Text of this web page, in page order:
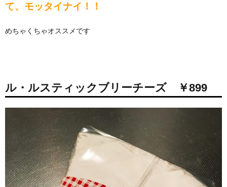
て、モッタイナイ！！
めちゃくちゃオススメです
ル・ルスティックブリーチーズ ￥899